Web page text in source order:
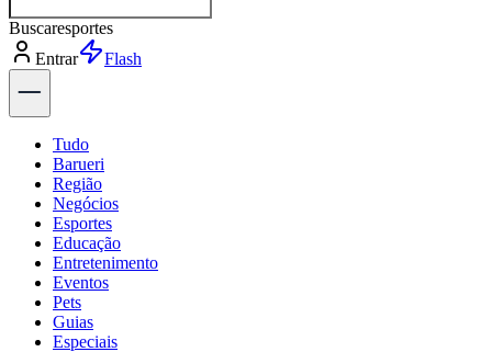
Buscarpolítica
Entrar
Explorar
Tudo
Barueri
Região
Negócios
Esportes
Educação
Entretenimento
Eventos
Pets
Guias
Especiais